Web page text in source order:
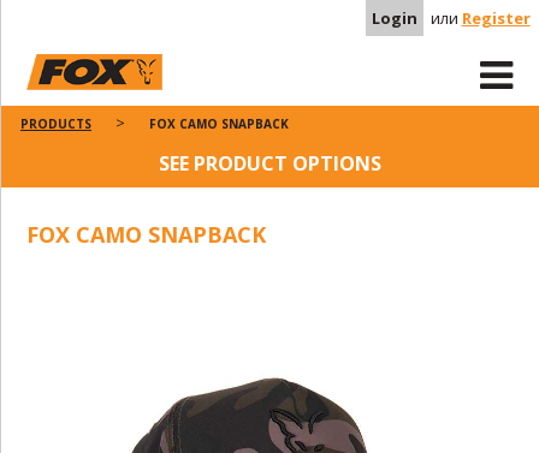
Login или Register
PRODUCTS FOX CAMO SNAPBACK
SEE PRODUCT OPTIONS
FOX CAMO SNAPBACK